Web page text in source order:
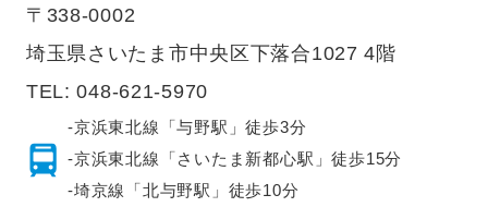
〒338-0002
埼玉県さいたま市中央区下落合1027 4階
TEL:048-621-5970
-京浜東北線「与野駅」徒歩3分
-京浜東北線「さいたま新都心駅」徒歩15分
-埼京線「北与野駅」徒歩10分